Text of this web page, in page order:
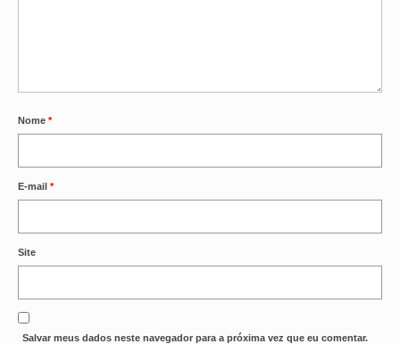
Nome *
E-mail *
Site
Salvar meus dados neste navegador para a próxima vez que eu comentar.